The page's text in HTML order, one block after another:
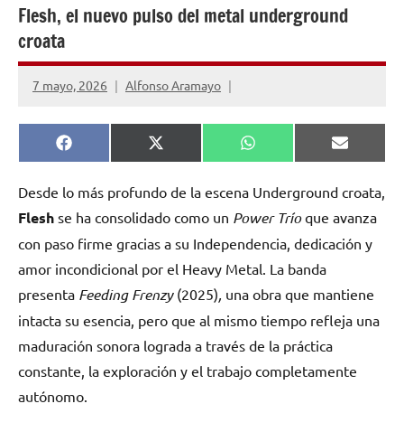
Flesh, el nuevo pulso del metal underground
croata
7 mayo, 2026 Alfonso Aramayo
Compartir
en
Facebook
Compartir
en
X
(Twitter)
Compartir
en
WhatsApp
en
Email
Desde lo más profundo de la escena Underground croata,
Flesh se ha consolidado como un Power Tríoque avanza
con paso firme gracias a su Independencia, dedicación y
amor incondicional por el Heavy Metal. La banda
presenta Feeding Frenzy (2025), una obra que mantiene
intacta su esencia, pero que al mismo tiempo refleja una
maduración sonora lograda a través de la práctica
constante, la exploración y el trabajo completamente
autónomo.